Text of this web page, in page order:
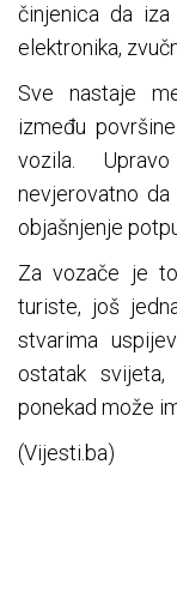
činjenica da iza
elektronika,
Sve nastaje
između
vozila.
nevjerovatno
objašnjenje
Za vozače je
turiste, još
stvarima
ostatak
ponekad može
(Vijesti.ba)